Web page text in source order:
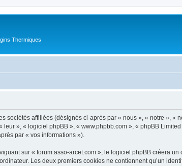
Thermiques
sociétés affiliées (désignés ci-après par « nous », « notre », «
», « logiciel phpBB », « www.phpbb.com », « phpBB
par « vos informations »).
sur « forum.asso-arcet.com », le logiciel phpBB créera
Les deux premiers cookies ne contiennent qu’un